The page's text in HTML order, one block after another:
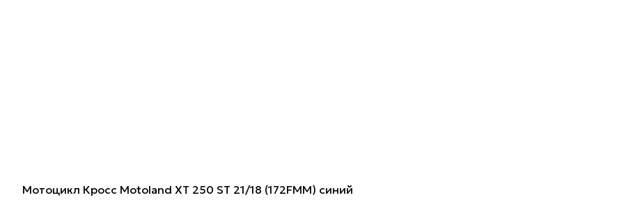
Мотоцикл Кросс Motoland XT 250 ST 21/18 (172FMM) синий